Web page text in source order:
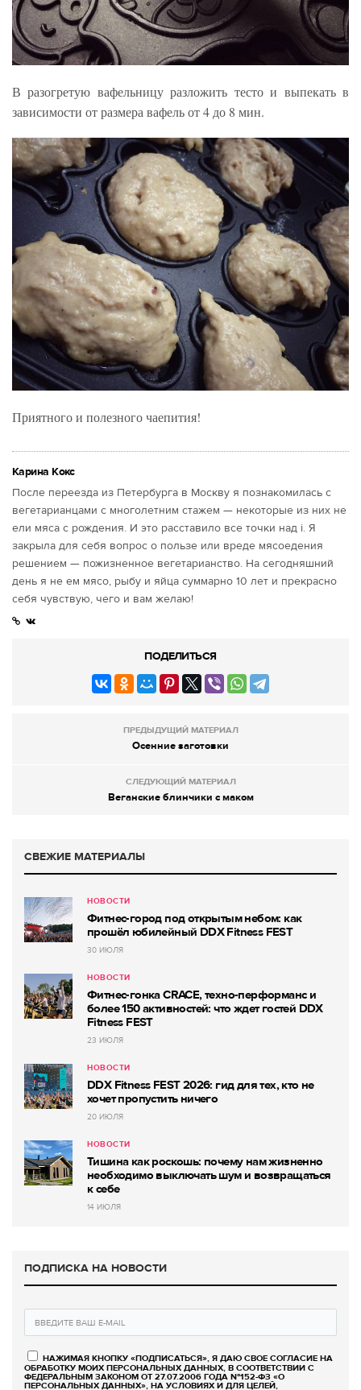
В разогретую вафельницу разложить тесто и выпекать в
зависимости от размера вафель от 4 до 8 мин.
Приятного и полезного чаепития!
Карина Кокс
После переезда из Петербурга в Москву я познакомилась с
вегетарианцами с многолетним стажем — некоторые из них не
ели мяса с рождения. И это расставило все точки над i. Я
закрыла для себя вопрос о пользе или вреде мясоедения
решением — пожизненное вегетарианство. На сегодняшний
день я не ем мясо, рыбу и яйца суммарно 10 лет и прекрасно
себя чувствую, чего и вам желаю!
ПОДЕЛИТЬСЯ
ПРЕДЫДУЩИЙ МАТЕРИАЛ
Осенние заготовки
СЛЕДУЮЩИЙ МАТЕРИАЛ
Веганские блинчики с маком
СВЕЖИЕ МАТЕРИАЛЫ
НОВОСТИ
Фитнес-город под открытым небом: как
прошёл юбилейный DDX Fitness FEST
30 ИЮЛЯ
НОВОСТИ
Фитнес-гонка CRACE, техно-перформанс и
более 150 активностей: что ждет гостей DDX
Fitness FEST
23 ИЮЛЯ
НОВОСТИ
DDX Fitness FEST 2026: гид для тех, кто не
хочет пропустить ничего
20 ИЮЛЯ
НОВОСТИ
Тишина как роскошь: почему нам жизненно
необходимо выключать шум и возвращаться
к себе
14 ИЮЛЯ
ПОДПИСКА НА НОВОСТИ
НАЖИМАЯ КНОПКУ «ПОДПИСАТЬСЯ», Я ДАЮ СВОЕ СОГЛАСИЕ НА
ОБРАБОТКУ МОИХ ПЕРСОНАЛЬНЫХ ДАННЫХ, В СООТВЕТСТВИИ С
ФЕДЕРАЛЬНЫМ ЗАКОНОМ ОТ 27.07.2006 ГОДА №152-ФЗ «О
ПЕРСОНАЛЬНЫХ ДАННЫХ», НА УСЛОВИЯХ И ДЛЯ ЦЕЛЕЙ,